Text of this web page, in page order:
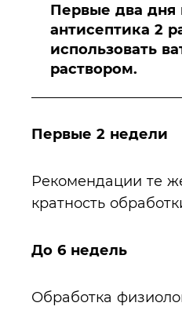
Первые два дня
антисептика 2
использовать
раствором.
Первые 2 недели
Рекомендации те
кратность
До 6 недель
Обработка